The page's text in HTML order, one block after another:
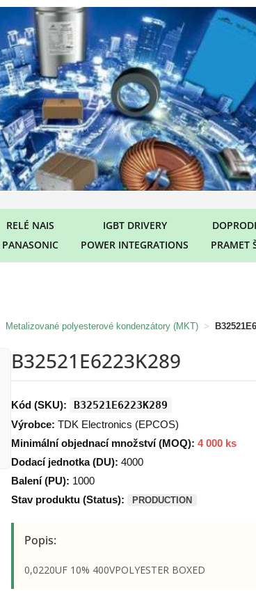
RELÉ NAIS
PANASONIC
IGBT DRIVERY
POWER INTEGRATIONS
PRAMET
Metalizované polyesterové kondenzátory (MKT) >
B32521E6223K289
Kód (SKU): B32521E6223K289
Výrobce: TDK Electronics (EPCOS)
Minimální objednací množství (MOQ): 4 000 ks
Dodací jednotka (DU): 4000
Balení (PU): 1000
Stav produktu (Status):
PRODUCTION
Popis:
0,0220UF 10% 400VPOLYESTER BOXED